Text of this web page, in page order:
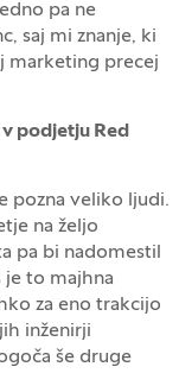
pa ne
saj mi znanje, ki
marketing precej
podjetju Red
pozna veliko ljudi.
na željo
pa bi nadomestil
je to majhna
za eno trakcijo
inženirji
še druge